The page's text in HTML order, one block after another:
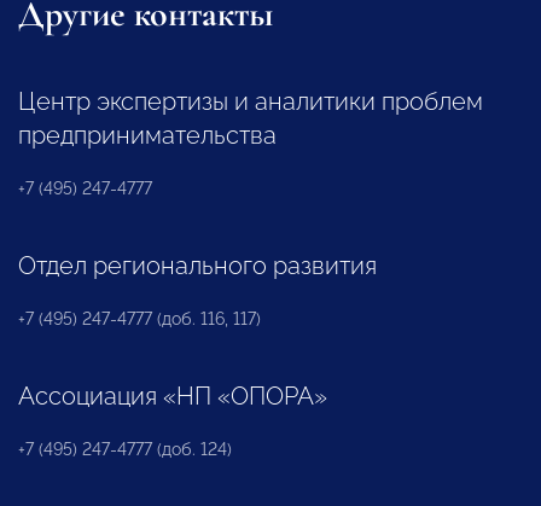
Другие контакты
Центр экспертизы и аналитики проблем
предпринимательства
+7 (495) 247-4777
Отдел регионального развития
+7 (495) 247-4777 (доб. 116, 117)
Ассоциация «НП «ОПОРА»
+7 (495) 247-4777 (доб. 124)